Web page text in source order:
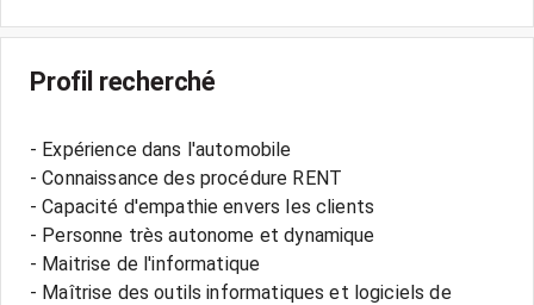
Profil recherché
- Expérience dans l'automobile
- Connaissance des procédure RENT
- Capacité d'empathie envers les clients
- Personne très autonome et dynamique
- Maitrise de l'informatique
- Maîtrise des outils informatiques et logiciels de